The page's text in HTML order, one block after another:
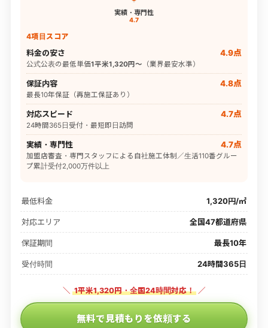
実績・専門性
4.7
4項目スコア
料金の安さ 4.9点
公式公表の最低単価1平米1,320円〜 （業界最安水準）
保証内容 4.8点
最長10年保証（再施工保証あり）
対応スピード 4.7点
24時間365日受付・最短即日訪問
実績・専門性 4.7点
加盟店審査・専門スタッフによる自社施工体制／生活110番グルー
プ累計受付2,000万件以上
最低料金 1,320円/㎡
対応エリア 全国47都道府県
保証期間 最長10年
受付時間 24時間365日
＼ 1平米1,320円・全国24時間対応！ ／
無料で見積もりを依頼する